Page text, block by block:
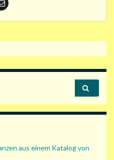
aus einem Katalog von